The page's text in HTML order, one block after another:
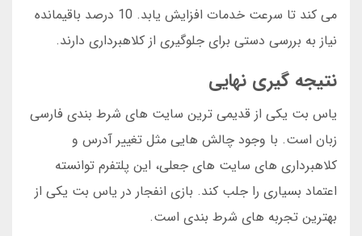
می کند تا سرعت خدمات افزایش یابد. 10 درصد باقیمانده
نیاز به بررسی دستی برای جلوگیری از کلاهبرداری دارند.
نتیجه گیری نهایی
یاس بت یکی از قدیمی ترین سایت های شرط بندی فارسی
زبان است. با وجود چالش هایی مثل تغییر آدرس و
کلاهبرداری های سایت های جعلی، این پلتفرم توانسته
اعتماد بسیاری را جلب کند. بازی انفجار در یاس بت یکی از
بهترین تجربه های شرط بندی است.